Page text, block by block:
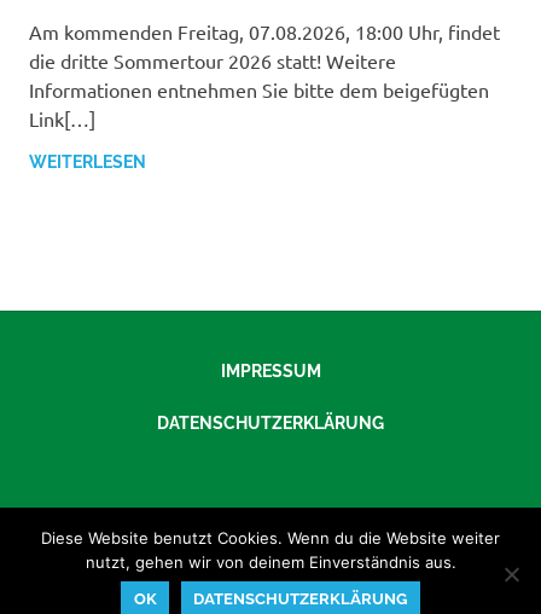
Am kommenden Freitag, 07.08.2026, 18:00 Uhr, findet
die dritte Sommertour 2026 statt! Weitere
Informationen entnehmen Sie bitte dem beigefügten
Link[…]
WEITERLESEN
IMPRESSUM
DATENSCHUTZERKLÄRUNG
Diese Website benutzt Cookies. Wenn du die Website weiter
nutzt, gehen wir von deinem Einverständnis aus.
OK DATENSCHUTZERKLÄRUNG